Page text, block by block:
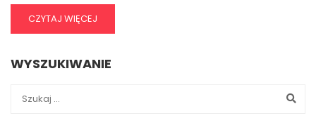
CZYTAJ WIĘCEJ
WYSZUKIWANIE